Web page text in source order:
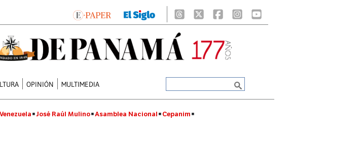
OPINIÓN MULTIMEDIA
Venezuela José Raúl Mulino Asamblea Nacional Cepanim